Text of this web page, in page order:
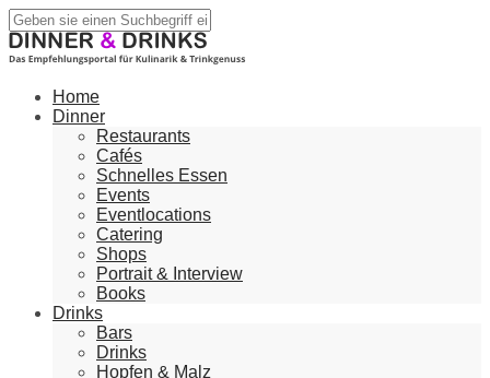
Home
Dinner
Restaurants
Cafés
Schnelles Essen
Events
Eventlocations
Catering
Shops
Portrait & Interview
Books
Drinks
Bars
Drinks
Hopfen & Malz